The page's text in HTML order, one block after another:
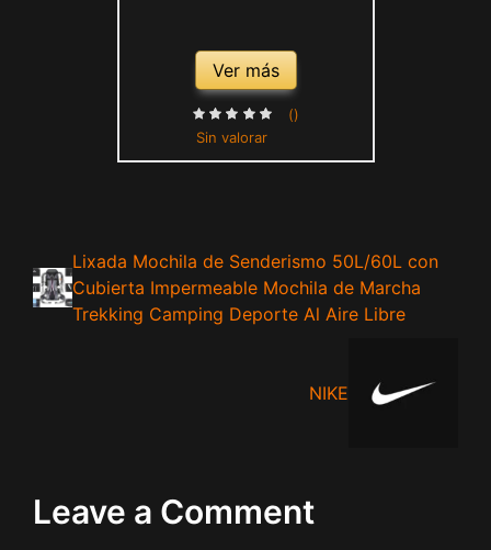
Ver más
Sin valorar
()
Lixada Mochila de Senderismo 50L/60L con
Cubierta Impermeable Mochila de Marcha
Trekking Camping Deporte Al Aire Libre
NIKE
Leave a Comment